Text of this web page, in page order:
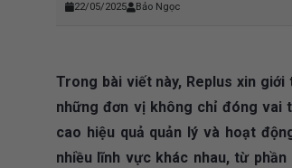
22/05/2025 Bảo Ngọc
Trong bài viết này, Replus xin
những đơn vị không chỉ đóng vai
cao hiệu quả quản lý và hoạt
nhiều lĩnh vực khác nhau, từ